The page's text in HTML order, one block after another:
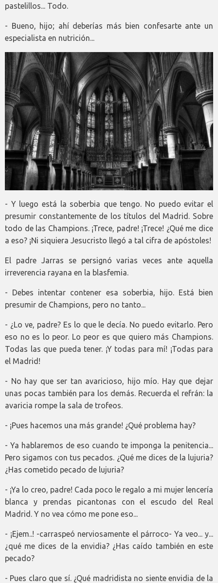
pastelillos... Todo.
- Bueno, hijo; ahí deberías más bien confesarte ante un
especialista en nutrición...
- Y luego está la soberbia que tengo. No puedo evitar el
presumir constantemente de los títulos del Madrid. Sobre
todo de las Champions. ¡Trece, padre! ¡Trece! ¿Qué me dice
a eso? ¡Ni siquiera Jesucristo llegó a tal cifra de apóstoles!
El padre Jarras se persignó varias veces ante aquella
irreverencia rayana en la blasfemia.
- Debes intentar contener esa soberbia, hijo. Está bien
presumir de Champions, pero no tanto...
- ¿Lo ve, padre? Es lo que le decía. No puedo evitarlo. Pero
eso no es lo peor. Lo peor es que quiero más Champions.
Todas las que pueda tener. ¡Y todas para mí! ¡Todas para
el Madrid!
- No hay que ser tan avaricioso, hijo mío. Hay que dejar
unas pocas también para los demás. Recuerda el refrán: la
avaricia rompe la sala de trofeos.
- ¡Pues hacemos una más grande! ¿Qué problema hay?
- Ya hablaremos de eso cuando te imponga la penitencia...
Pero sigamos con tus pecados. ¿Qué me dices de la lujuria?
¿Has cometido pecado de lujuria?
- ¡Ya lo creo, padre! Cada poco le regalo a mi mujer lencería
blanca y prendas picantonas con el escudo del Real
Madrid. Y no vea cómo me pone eso...
- ¡Ejem..! -carraspeó nerviosamente el párroco- Ya veo... y...
¿qué me dices de la envidia? ¿Has caído también en este
pecado?
- Pues claro que sí. ¿Qué madridista no siente envidia de la